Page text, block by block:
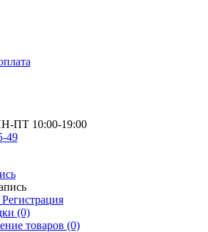
ПТ 10:00-19:00
49
(0)
товаров (0)